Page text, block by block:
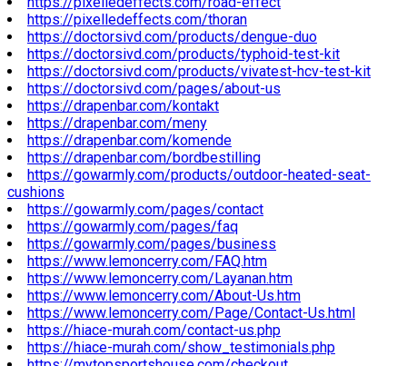
https://pixelledeffects.com/thoran
https://doctorsivd.com/products/dengue-duo
https://doctorsivd.com/products/typhoid-test-kit
https://doctorsivd.com/products/vivatest-hcv-test-kit
https://doctorsivd.com/pages/about-us
https://drapenbar.com/kontakt
https://drapenbar.com/meny
https://drapenbar.com/komende
https://drapenbar.com/bordbestilling
https://gowarmly.com/products/outdoor-heated-seat-
cushions
https://gowarmly.com/pages/contact
https://gowarmly.com/pages/faq
https://gowarmly.com/pages/business
https://www.lemoncerry.com/FAQ.htm
https://www.lemoncerry.com/Layanan.htm
https://www.lemoncerry.com/About-Us.htm
https://www.lemoncerry.com/Page/Contact-Us.html
https://hiace-murah.com/contact-us.php
https://hiace-murah.com/show_testimonials.php